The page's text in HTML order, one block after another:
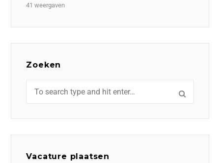
41 weergaven
Zoeken
Vacature plaatsen